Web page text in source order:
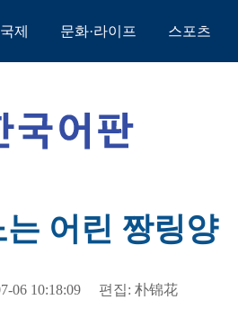
국제 문화·라이프 스포츠
어린 짱링양
06 10:18:09 편집: 朴锦花